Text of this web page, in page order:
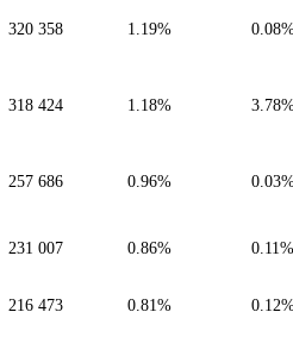
320 358 1.19%
318 424 1.18%
257 686 0.96%
231 007 0.86% 0.11%
216 473 0.81%